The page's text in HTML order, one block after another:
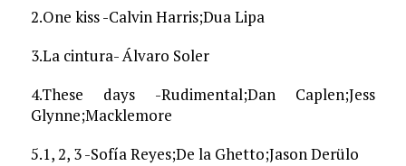
2.One kiss -Calvin Harris;Dua Lipa
3.La cintura- Álvaro Soler
4.These days -Rudimental;Dan Caplen;Jess
Glynne;Macklemore
5.1, 2, 3 -Sofía Reyes;De la Ghetto;Jason Derülo